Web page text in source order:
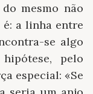
mesmo não
a linha entre
se algo
pelo
especial: «Se